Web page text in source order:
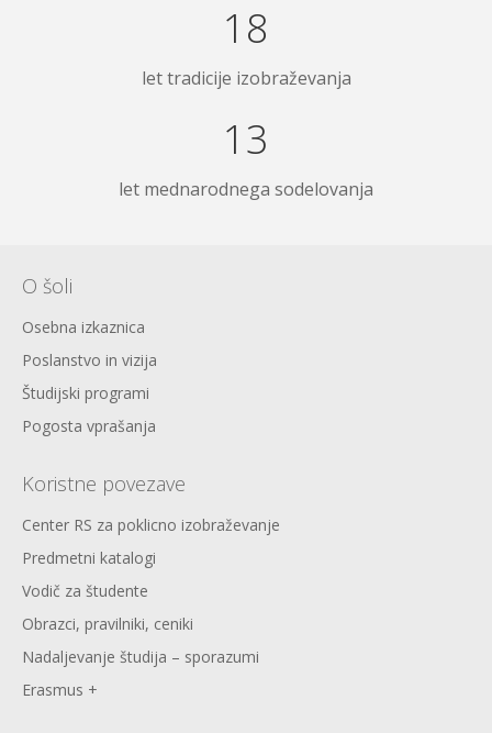
20
let tradicije izobraževanja
14
let mednarodnega sodelovanja
O šoli
Osebna izkaznica
Poslanstvo in vizija
Študijski programi
Pogosta vprašanja
Koristne povezave
Center RS za poklicno izobraževanje
Predmetni katalogi
Vodič za študente
Obrazci, pravilniki, ceniki
Nadaljevanje študija – sporazumi
Erasmus +